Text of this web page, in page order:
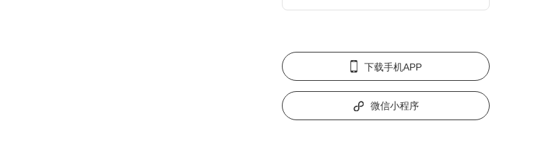
下载手机APP
微信小程序